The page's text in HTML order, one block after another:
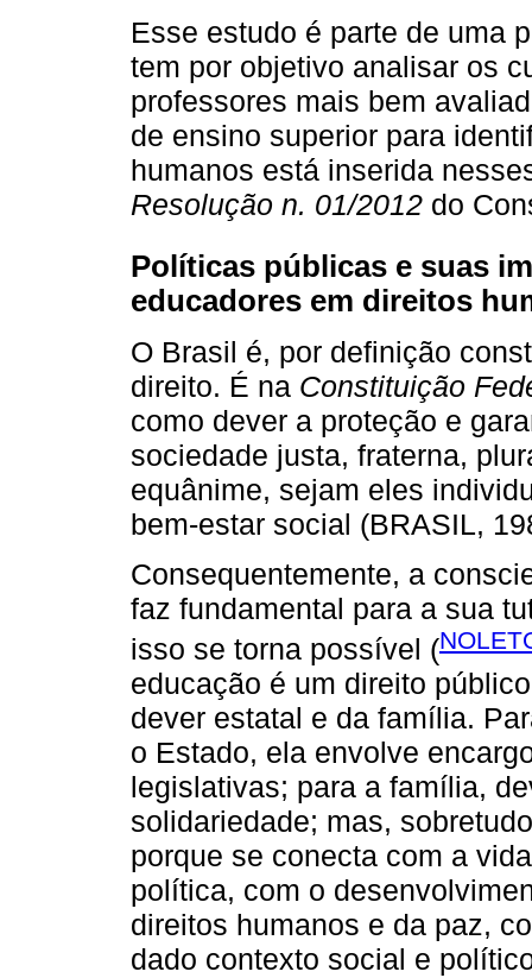
Esse estudo é parte de uma
tem por objetivo analisar os
professores mais bem
de ensino superior para
humanos está inserida
Resolução n. 01/2012 do
Políticas públicas e suas
educadores em direitos
O Brasil é, por definição
direito. É na Constituição
como dever a proteção e
sociedade justa, fraterna,
equânime, sejam eles
bem-estar social (BRASIL,
Consequentemente, a
faz fundamental para a sua
isso se torna possível (
educação é um direito
dever estatal e da família.
o Estado, ela envolve
legislativas; para a família,
solidariedade; mas,
porque se conecta com a
política, com o
direitos humanos e da paz,
dado contexto social e